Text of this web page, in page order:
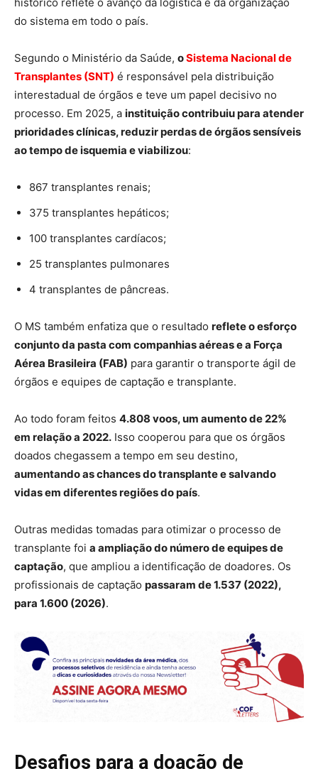
do sistema em todo o país.
Segundo o Ministério da Saúde, oSistema Nacional de
Transplantes (SNT) é responsável pela distribuição
interestadual de órgãos e teve um papel decisivo no
processo. Em 2025, a instituição contribuiu para atender
prioridades clínicas, reduzir perdas de órgãos sensíveis
ao tempo de isquemia e viabilizou:
867 transplantes renais;
375 transplantes hepáticos;
100 transplantes cardíacos;
25 transplantes pulmonares
4 transplantes de pâncreas.
O MS também enfatiza que o resultado reflete o esforço
conjunto da pasta com companhias aéreas e a Força
Aérea Brasileira (FAB) para garantir o transporte ágil de
órgãos e equipes de captação e transplante.
Ao todo foram feitos 4.808 voos, um aumento de 22%
em relação a 2022. Isso cooperou para que os órgãos
doados chegassem a tempo em seu destino,
aumentando as chances do transplante e salvando
vidas em diferentes regiões do país.
Outras medidas tomadas para otimizar o processo de
transplante foi a ampliação do número de equipes de
captação, que ampliou a identificação de doadores. Os
profissionais de captação passaram de 1.537 (2022),
para 1.600 (2026).
Desafios para a doação de